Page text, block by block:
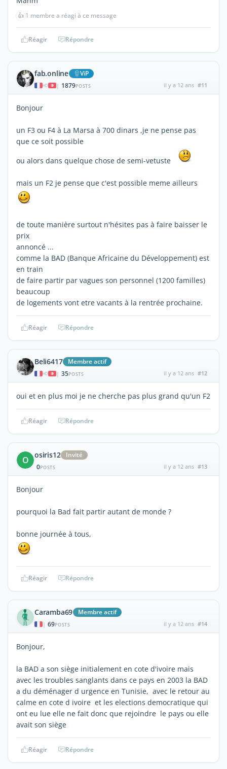
👍 1 membre a réagi à ce message
Réagir Répondre
fab.online ViP
| 1879POSTS il y a 12 ans #11
Bonjour
un F3 ou F4 à La Marsa à 700 dinars ,je ne pense pas
que ce soit possible
ou alors dans quelque chose de semi-vetuste
mais un F2 je pense que c'est possible meme ailleurs
de toute manière surtout n'hésites pas à faire baisser le
prix
annoncé ...
comme la BAD (Banque Africaine du Développement) est
en train
de faire partir par vagues son personnel (1200 familles)
beaucoup
de logements vont etre vacants à la rentrée prochaine.
Réagir Répondre
Beli6417 Membre actif
| 35POSTS il y a 12 ans #12
oui et en plus moi je ne cherche pas plus grand qu'un F2
Réagir Répondre
O osiris12
Invité
0POSTS il y a 12 ans #13
Bonjour
pourquoi la Bad fait partir autant de monde ?
bonne journée à tous,
Réagir Répondre
Caramba69 Membre actif
| 69POSTS il y a 12 ans #14
Bonjour,
la BAD a son siège initialement en cote d'ivoire mais
avec les troubles sanglants dans ce pays en 2003 la BAD
a du déménager d urgence en Tunisie, avec le retour au
calme en cote d ivoire et les elections democratique qui
ont eu lue elle ne fait donc que rejoindre le pays ou elle
avait son siège
Réagir Répondre